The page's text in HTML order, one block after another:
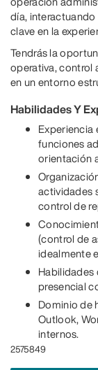
día,
clave en la
Tendrás la
operativa, control
en un entorno
Habilidades Y
Experiencia
funciones
orientación
actividades
control de
(control de
idealmente
Habilidades
presencial
Dominio de
Outlook,
internos.
2575849